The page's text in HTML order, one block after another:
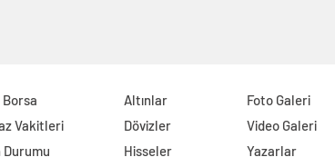
Borsa
Vakitleri
Durumu
Altınlar
Dövizler
Hisseler
Foto Galeri
Video Galeri
Yazarlar